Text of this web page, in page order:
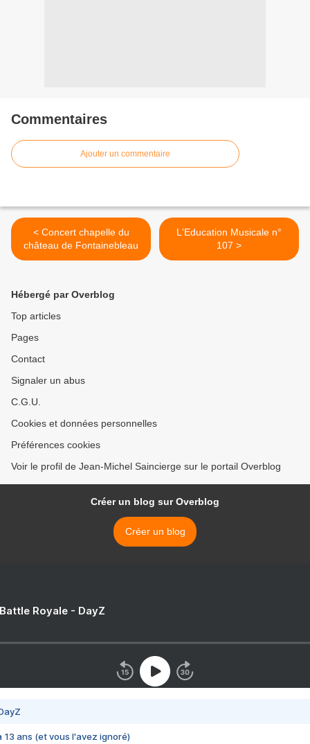
Commentaires
Ajouter un commentaire
< Concert chapelle du
château de Fontainebleau
L'Education Musicale n°
107 >
Hébergé par Overblog
Top articles
Pages
Contact
Signaler un abus
C.G.U.
Cookies et données personnelles
Préférences cookies
Voir le profil de Jean-Michel Saincierge sur le portail Overblog
Créer un blog sur Overblog
Créer un blog
Royale - DayZ
13 ans (et vous l'avez ignoré)